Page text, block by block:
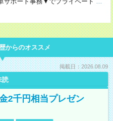
からのオススメ
掲載日：2026.08.09
読
2千円相当プレゼン